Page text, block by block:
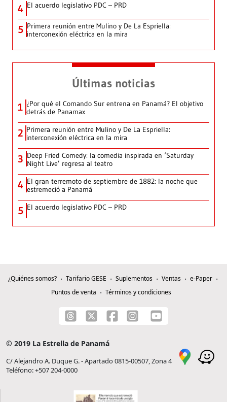
4 El acuerdo legislativo PDC – PRD
5 Primera reunión entre Mulino y De La Espriella:
interconexión eléctrica en la mira
Últimas noticias
1 ¿Por qué el Comando Sur entrena en Panamá? El objetivo
detrás de Panamax
2 Primera reunión entre Mulino y De La Espriella:
interconexión eléctrica en la mira
3 Deep Fried Comedy: la comedia inspirada en ‘Saturday
Night Live’ regresa al teatro
4 El gran terremoto de septiembre de 1882: la noche que
estremeció a Panamá
5 El acuerdo legislativo PDC – PRD
¿Quiénes somos? Tarifario GESE Suplementos Ventas
e-Paper
Puntos de venta
Términos y condiciones
© 2019 La Estrella de Panamá
C/ Alejandro A. Duque G. - Apartado 0815-00507, Zona 4
Teléfono: +507 204-0000